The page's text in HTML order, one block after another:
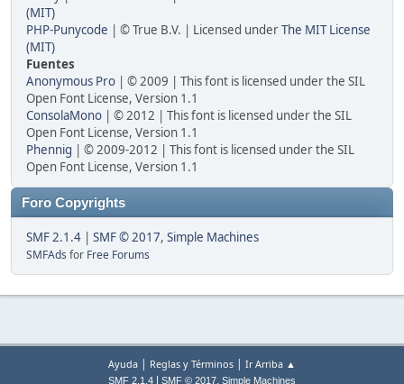
(MIT)
PHP-Punycode | © True B.V. | Licensed underThe MIT License
(MIT)
Fuentes
Anonymous Pro | © 2009 | This font is licensed under the SIL
Open Font License, Version 1.1
ConsolaMono | © 2012 | This font is licensed under the SIL
Open Font License, Version 1.1
Phennig | © 2009-2012 | This font is licensed under the SIL
Open Font License, Version 1.1
Foro Copyrights
SMF 2.1.4 | SMF © 2017, Simple Machines
SMFAds for Free Forums
Ayuda | Reglas y Términos | Ir Arriba ▲
SMF 2.1.4 SMF © 2017, Simple Machines